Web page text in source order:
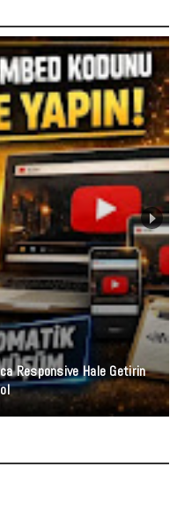
Responsive Hale Getirin